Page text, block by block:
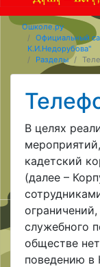
Ошколе.ру
Официальный
К.И.Недорубова"
Разделы
В целях
кадетский
(далее –
служебного
обществе
поведению в